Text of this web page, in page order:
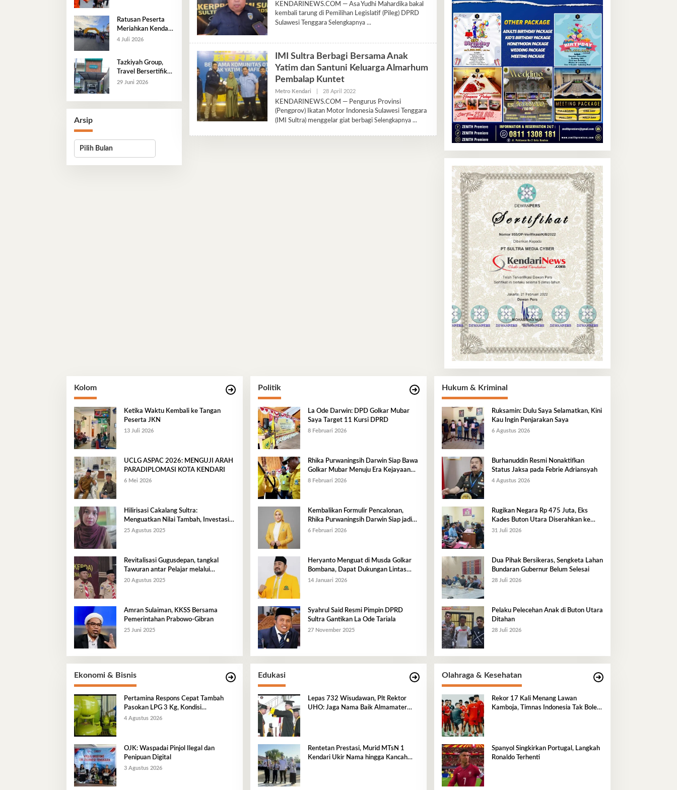
Kendari Pos Fun
Bike 2026
Ratusan Peserta
Meriahkan Kendari
Pos Fun Bike 2026,
Kebersamaan
4 Juli 2026
Tazkiyah Group,
Travel Bersertifikat
ISO Hadir di
29 Juni 2026
Arsip
Arsip
KENDARINEWS.COM — Asa Yudhi Mahardika bakal
kembali tarung di Pemilihan Legislatif (Pileg) DPRD
Sulawesi Tenggara Selengkapnya
IMI Sultra Berbagi Bersama Anak
Yatim dan Santuni Keluarga Almarhum
Pembalap Kuntet
Metro Kendari 28 April 2022Oleh
KENDARINEWS.COM — Pengurus Provinsi
(Pengprov) Ikatan Motor Indonesia Sulawesi Tenggara
(IMI Sultra) menggelar giat berbagi Selengkapnya
Kolom
Ketika Waktu Kembali ke Tangan
Peserta JKN
13 Juli 2026
UCLG ASPAC 2026: MENGUJI ARAH
PARADIPLOMASI KOTA KENDARI
6 Mei 2026
Hilirisasi Cakalang Sultra:
Menguatkan Nilai Tambah, Investasi,
dan Ekonomi Maritim Berkelanjutan
25 Agustus 2025
Revitalisasi Gugusdepan, tangkal
Tawuran antar Pelajar melalui
Pendidikan Karakter
20 Agustus 2025
Amran Sulaiman, KKSS Bersama
Pemerintahan Prabowo-Gibran
25 Juni 2025
Ekonomi & Bisnis
Pertamina Respons Cepat Tambah
Pasokan LPG 3 Kg, Kondisi
Penyaluran di Sulawesi Selatan
4 Agustus 2026
OJK: Waspadai Pinjol Ilegal dan
Penipuan Digital
3 Agustus 2026
Politik
La Ode Darwin: DPD Golkar Mubar
Saya Target 11 Kursi DPRD
8 Februari 2026
Rhika Purwaningsih Darwin Siap Bawa
Golkar Mubar Menuju Era Kejayaan
Baru
8 Februari 2026
Kembalikan Formulir Pencalonan,
Rhika Purwaningsih Darwin Siap jadi
Ketua DPD II Golkar Mubar
6 Februari 2026
Heryanto Menguat di Musda Golkar
Bombana, Dapat Dukungan Lintas
Fraksi dan Akar Rumput
14 Januari 2026
Syahrul Said Resmi Pimpin DPRD
Sultra Gantikan La Ode Tariala
27 November 2025
Edukasi
Lepas 732 Wisudawan, Plt Rektor
UHO: Jaga Nama Baik Almamater
Rentetan Prestasi, Murid MTsN 1
Kendari Ukir Nama hingga Kancah
Hukum & Kriminal
Ruksamin: Dulu Saya Selamatkan, Kini
Kau Ingin Penjarakan Saya
6 Agustus 2026
Burhanuddin Resmi Nonaktifkan
Status Jaksa pada Febrie Adriansyah
4 Agustus 2026
Rugikan Negara Rp 475 Juta, Eks
Kades Buton Utara Diserahkan ke
Kejaksaan
31 Juli 2026
Dua Pihak Bersikeras, Sengketa Lahan
Bundaran Gubernur Belum Selesai
28 Juli 2026
Pelaku Pelecehan Anak di Buton Utara
Ditahan
28 Juli 2026
Olahraga & Kesehatan
Rekor 17 Kali Menang Lawan
Kamboja, Timnas Indonesia Tak Boleh
Spanyol Singkirkan Portugal, Langkah
Ronaldo Terhenti